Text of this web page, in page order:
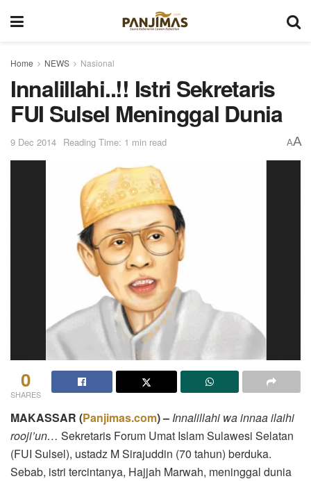
Home NEWS Nasional
Innalillahi..!! Istri Sekretaris
FUI Sulsel Meninggal Dunia
9 Dec 2014 Reading Time: 1 min read AA
0
SHARES
MAKASSAR (Panjimas.com) – Innalillahi wa innaa ilaihi
rooji’un… Sekretaris Forum Umat Islam Sulawesi Selatan
(FUI Sulsel), ustadz M Sirajuddin (70 tahun) berduka.
Sebab, istri tercintanya, Hajjah Marwah, meninggal dunia